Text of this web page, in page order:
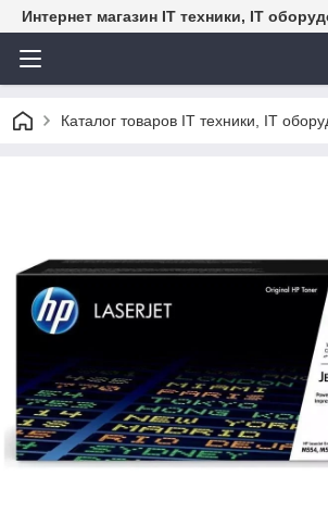
Интернет магазин IT техники, IT
Каталог товаров IT техники, IT